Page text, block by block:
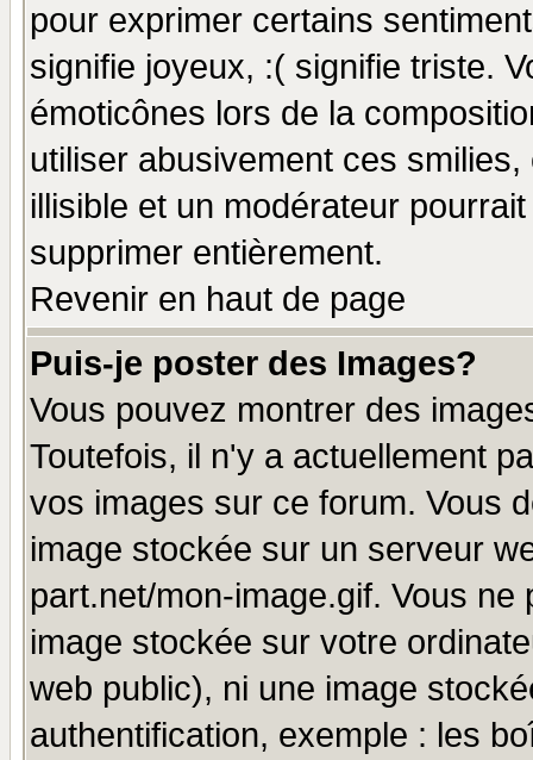
pour exprimer certains
signifie joyeux, :( signifie triste.
émoticônes lors de la
utiliser abusivement ces
illisible et un modérateur
supprimer entièrement.
Revenir en haut de page
Puis-je poster des Images?
Vous pouvez montrer des
Toutefois, il n'y a actuellement
vos images sur ce forum. Vous
image stockée sur un serveur
part.net/mon-image.gif. Vous
image stockée sur votre
web public), ni une image
authentification, exemple : les